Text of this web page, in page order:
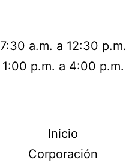
7:30 a.m. a 12:30 p.m.
1:00 p.m. a 4:00 p.m.
Inicio
Corporación